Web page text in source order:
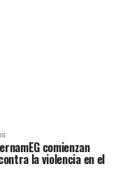
comienzan
la violencia en el